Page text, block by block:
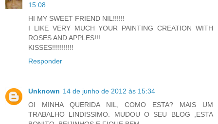
15:08
HI MY SWEET FRIEND NIL!!!!!!
I LIKE VERY MUCH YOUR PAINTING CREATION WITH
ROSES AND APPLES!!!
KISSES!!!!!!!!!!!
Responder
Unknown 14 de junho de 2012 às 15:34
OI MINHA QUERIDA NIL, COMO ESTA? MAIS UM
TRABALHO LINDISSIMO. MUDOU O SEU BLOG ,ESTA